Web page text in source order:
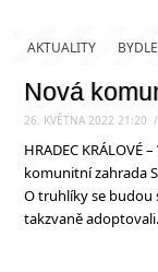
AKTUALITY
Nová
26. KVĚTNA 2022 21:20 /
HRADEC
komunitní zahrada
O truhlíky se budou
takzvaně adoptovali.